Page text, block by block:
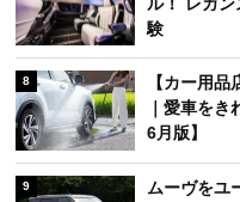
験
8
【カー用
｜愛車を
6月版】
9
ムーヴをユ